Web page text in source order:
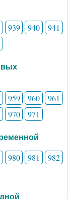
939 940
941
959 960
961
970 971
980 981
982